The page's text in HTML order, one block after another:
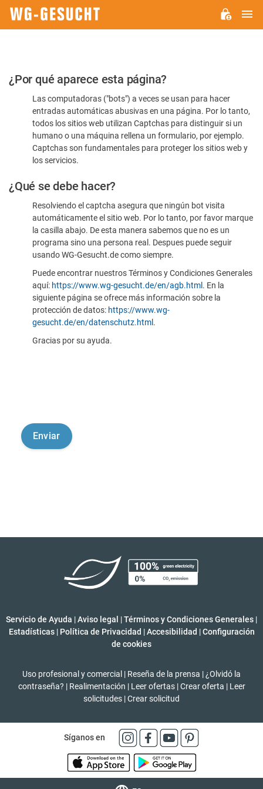
Por
favor,
confirme
humano
¿Por qué aparece esta página?
Las computadoras ("bots") a veces se usan para hacer
entradas automáticas abusivas en una página. Por lo tanto,
todos los sitios web utilizan Captchas para distinguir si un
humano o una máquina rellena un formulario, por ejemplo.
Captchas son fundamentales para proteger los sitios web y
los servicios.
¿Qué se debe hacer?
Resolviendo el captcha asegura que ningún bot visita
automáticamente el sitio web. Por lo tanto, por favor marque
la casilla abajo. De esta manera sabemos que no es un
programa sino una persona real. Despues puede seguir
usando WG-Gesucht.de como siempre.
Puede encontrar nuestros Términos y Condiciones Generales
aquí: https://www.wg-gesucht.de/en/agb.html . En la
siguiente página se ofrece más información sobre la
protección de datos: https://www.wg-
gesucht.de/en/datenschutz.html .
Gracias por su ayuda.
Servicio de Ayuda |Aviso legal |Términos y Condiciones Generales |
Estadísticas | Política de Privacidad | Accesibilidad | Configuración
de cookies
Uso profesional y comercial | Reseña de la prensa | ¿Olvidó la
contraseña? | Realimentación | Leer ofertas | Crear oferta | Leer
solicitudes |Crear solicitud
Síganos en